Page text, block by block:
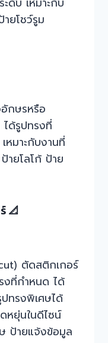
ยโชว์รูม
กษรหรือ
ด้รูปทรงที่
มาะกับงานที่
ายโลโก้ ป้าย
📐
ตัดสติกเกอร์
งที่กำหนด ได้
ทรงพิเศษได้
หยุ่นในดีไซน์
ป้ายแจ้งข้อมูล